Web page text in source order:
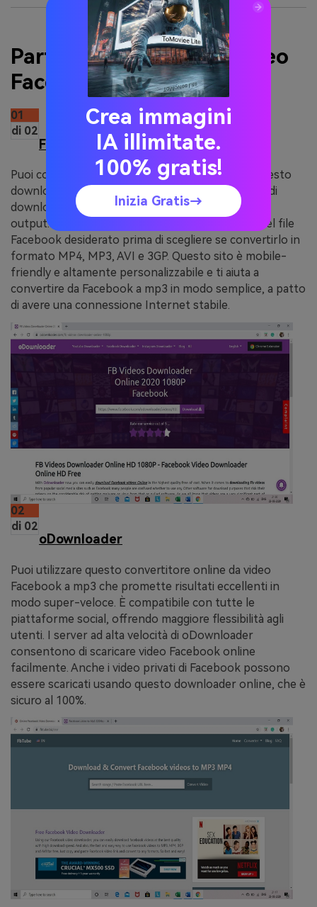
Parte 2. Convertitore Video
Facebook in MP3 Online
01
di 02
FbTube
Puoi convertire video FB in mp3 online usando questo
downloader di video Facebook. Offre una velocità di
download elevata e video di qualità premium come
output. Basta copiare e incollare il link del video del file
Facebook desiderato prima di scegliere se convertirlo in
formato MP4, MP3, AVI e 3GP. Questo sito è mobile-
friendly e altamente personalizzabile e ti aiuta a
convertire da Facebook a mp3 in modo semplice, a patto
di avere una connessione Internet stabile.
02
di 02
oDownloader
Puoi utilizzare questo convertitore online da video
Facebook a mp3 che promette risultati eccellenti in
modo super-veloce. È compatibile con tutte le
piattaforme social, offrendo maggiore flessibilità agli
utenti. I server ad alta velocità di oDownloader
consentono di scaricare video Facebook online
facilmente. Anche i video privati di Facebook possono
essere scaricati usando questo downloader online, che è
sicuro al 100%.
Crea immagini
IA illimitate.
100% gratis!
Inizia Gratis→